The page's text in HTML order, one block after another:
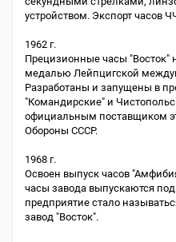
устройством. Экспорт часов
1962 г.
Прецизионные часы "Восток"
медалью Лейпцигской
Разработаны и запущены в
"Командирские" и
официальным поставщиком
Обороны СССР.
1968 г.
Освоен выпуск часов
часы завода выпускаются
предприятие стало
завод "Восток".